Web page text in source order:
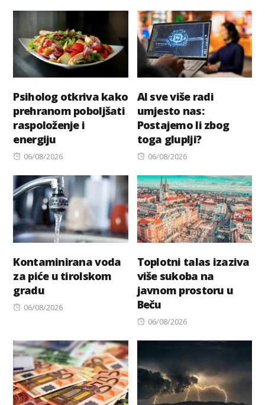
Psiholog otkriva kako
prehranom poboljšati
raspoloženje i
energiju
Posted
06/08/2026
AI sve više radi
umjesto nas:
Postajemo li zbog
toga gluplji?
Posted
06/08/2026
Kontaminirana voda
za piće u tirolskom
gradu
Posted
06/08/2026
Toplotni talas izaziva
više sukoba na
javnom prostoru u
Beču
Posted
06/08/2026